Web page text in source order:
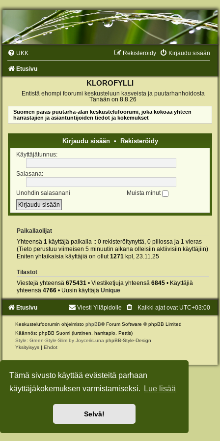
Tämä sivusto käyttää evästeitä parhaan
käyttäjäkokemuksen varmistamiseksi.
Lue lisää
Selvä!
UKK Kirjaudu sisään
Rekisteröidy
Etusivu
KLOROFYLLI
Entistä ehompi foorumi keskusteluun kasveista ja puutarhanhoidosta
Tänään on 8.8.26
Suomen paras puutarha-alan keskustelufoorumi, joka kokoaa yhteen
harrastajien ja asiantuntijoiden tiedot ja kokemukset
Kirjaudu sisään• Rekisteröidy
Käyttäjätunnus:
Salasana:
Unohdin salasanani Muista minut
Paikallaolijat
Yhteensä 1 käyttäjä paikalla :: 0 rekisteröitynyttä, 0 piilossa ja 1 vieras
(Tieto perustuu viimeisen 5 minuutin aikana olleisiin aktiivisiin käyttäjiin)
Eniten yhtaikaisia käyttäjiä on ollut1271 kpl, 23.11.25
Tilastot
Viestejä yhteensä 675431 • Viestiketjuja yhteensä 6845 • Käyttäjiä
yhteensä 4766 • Uusin käyttäjä Unique
Etusivu Kaikki ajat ovat UTC+03:00
Viesti Ylläpidolle
Keskustelufoorumin ohjelmisto phpBB® Forum Software © phpBB Limited
Käännös: phpBB Suomi (lurttinen, harritapio, Pettis)
Style: Green-Style-Slim by Joyce&Luna phpBB-Style-Design
Yksityisyys | Ehdot